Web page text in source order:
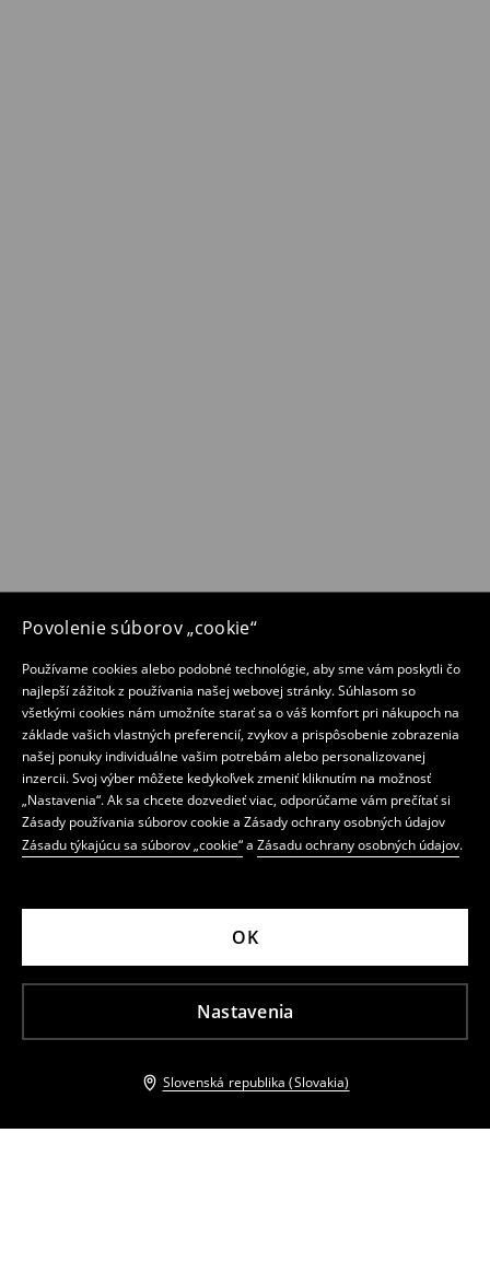
Povolenie súborov „cookie“
Používame cookies alebo podobné technológie, aby sme vám poskytli čo
najlepší zážitok z používania našej webovej stránky. Súhlasom so
všetkými cookies nám umožníte starať sa o váš komfort pri nákupoch na
základe vašich vlastných preferencií, zvykov a prispôsobenie zobrazenia
našej ponuky individuálne vašim potrebám alebo personalizovanej
inzercii. Svoj výber môžete kedykoľvek zmeniť kliknutím na možnosť
„Nastavenia“. Ak sa chcete dozvedieť viac, odporúčame vám prečítať si
Zásady používania súborov cookie a Zásady ochrany osobných údajov
Zásadu týkajúcu sa súborov „cookie“a Zásadu ochrany osobných údajov.
Nastavenia
OK
Slovenská republika (Slovakia)